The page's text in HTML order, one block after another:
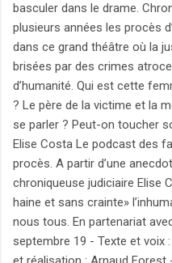
basculer dans le drame.
plusieurs années les procès
dans ce grand théâtre où la
brisées par des crimes
d’humanité. Qui est cette
? Le père de la victime et la
se parler ? Peut-on toucher
Elise Costa Le podcast des
procès. A partir d’une
chroniqueuse judiciaire Elise
haine et sans crainte»
nous tous. En partenariat
septembre 19 - Texte et voix